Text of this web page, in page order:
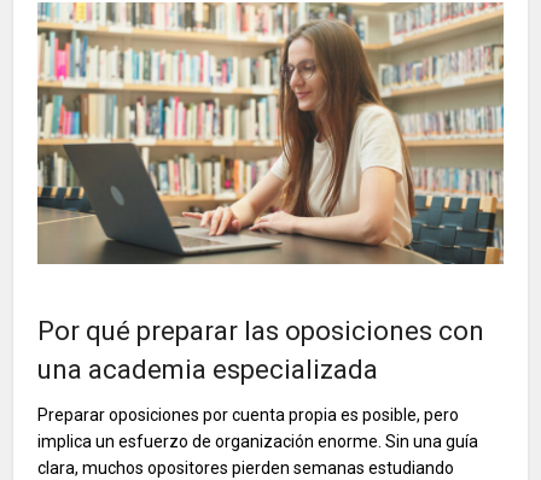
Por qué preparar las oposiciones con
una academia especializada
Preparar oposiciones por cuenta propia es posible, pero
implica un esfuerzo de organización enorme. Sin una guía
clara, muchos opositores pierden semanas estudiando